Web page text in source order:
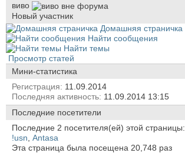
виво
Новый участник
Домашняя страничка
Найти сообщения
Найти темы
Просмотр статей
Мини-статистика
Регистрация
11.09.2014
Последняя активность 11.09.2014 13:15
Последние посетители
Последние 2 посетителя(ей) этой страницы:
!usn Antasa
Эта страница была посещена 20,748 раз